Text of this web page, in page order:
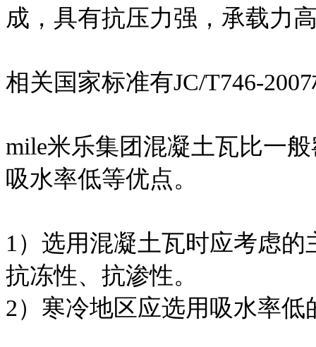
成，具有抗压力强，承载力
相关国家标准有JC/T746-
mile米乐集团混凝土瓦比一
吸水率低等优点。
1）选用混凝土瓦时应考虑
抗冻性、抗渗性。
2）寒冷地区应选用吸水率低